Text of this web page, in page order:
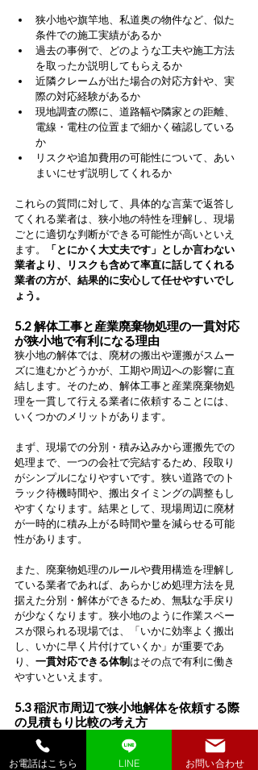
狭小地や旗竿地、私道奥の物件など、似た
条件での施工実績があるか
過去の事例で、どのような工夫や施工方法
を取ったか説明してもらえるか
近隣クレームが出た場合の対応方針や、実
際の対応経験があるか
現地調査の際に、道路幅や隣家との距離、
電線・電柱の位置まで細かく確認している
か
リスクや追加費用の可能性について、あい
まいにせず説明してくれるか
これらの質問に対して、具体的な言葉で返答し
てくれる業者は、狭小地の特性を理解し、現場
ごとに適切な判断ができる可能性が高いといえ
ます。
「とにかく大丈夫です」としか言わない
業者より、リスクも含めて率直に話してくれる
業者の方が、結果的に安心して任せやすいでし
ょう。
5.2 解体工事と産業廃棄物処理の一貫対応
が狭小地で有利になる理由
狭小地の解体では、廃材の搬出や運搬がスムー
ズに進むかどうかが、工期や周辺への影響に直
結します。そのため、解体工事と産業廃棄物処
理を一貫して行える業者に依頼することには、
いくつかのメリットがあります。
まず、現場での分別・積み込みから運搬先での
処理まで、一つの会社で完結するため、段取り
がシンプルになりやすいです。狭い道路でのト
ラック待機時間や、搬出タイミングの調整もし
やすくなります。結果として、現場周辺に廃材
が一時的に積み上がる時間や量を減らせる可能
性があります。
また、廃棄物処理のルールや費用構造を理解し
ている業者であれば、あらかじめ処理方法を見
据えた分別・解体ができるため、無駄な手戻り
が少なくなります。狭小地のように作業スペー
スが限られる現場では、「いかに効率よく搬出
し、いかに早く片付けていくか」が重要であ
り、 一貫対応できる体制 はその点で有利に働き
やすいといえます。
5.3 稲沢市周辺で狭小地解体を依頼する際
の見積もり比較の考え方
見積もりを比較する際、どうしても総額だけに
目がいきがちですが、狭小地解体では
「何がど
こまで含まれているのか」を丁寧に確認するこ
お電話はこちら LINE お問い合わせ